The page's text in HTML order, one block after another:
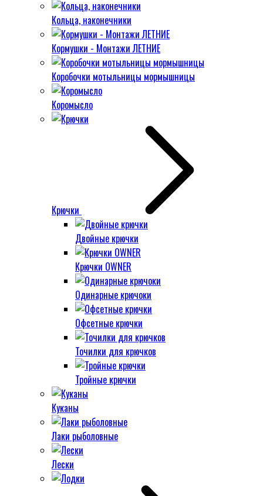
Кольца, наконечники
Кормушки - Монтажи ЛЕТНИЕ
Коробочки мотыльницы мормышницы
Коромысло
Крючки
Двойные крючки
Крючки OWNER
Одинарные крючоки
Офсетные крючки
Точилки для крючков
Тройные крючки
Куканы
Лаки рыболовные
Лески